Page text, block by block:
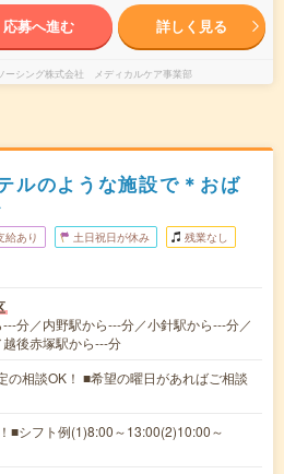
応募へ進む 詳しく見る
ーシング株式会社 メディカルケア事業部
ルのような施設で＊おば
給あり 土日祝日が休み 残業なし
分／内野駅から---分／小針駅から---分／
後赤塚駅から---分
の相談OK！ ■希望の曜日があればご相談
■シフト例(1)8:00～13:00(2)10:00～